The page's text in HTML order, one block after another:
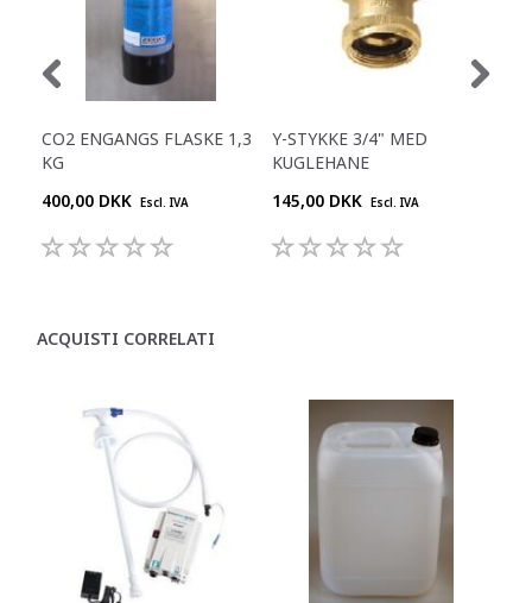
CO2 ENGANGS FLASKE 1,3
KG
400,00 DKK Escl. IVA
Y-STYKKE 3/4" MED
KUGLEHANE
145,00 DKK Escl. IVA
ACQUISTI CORRELATI